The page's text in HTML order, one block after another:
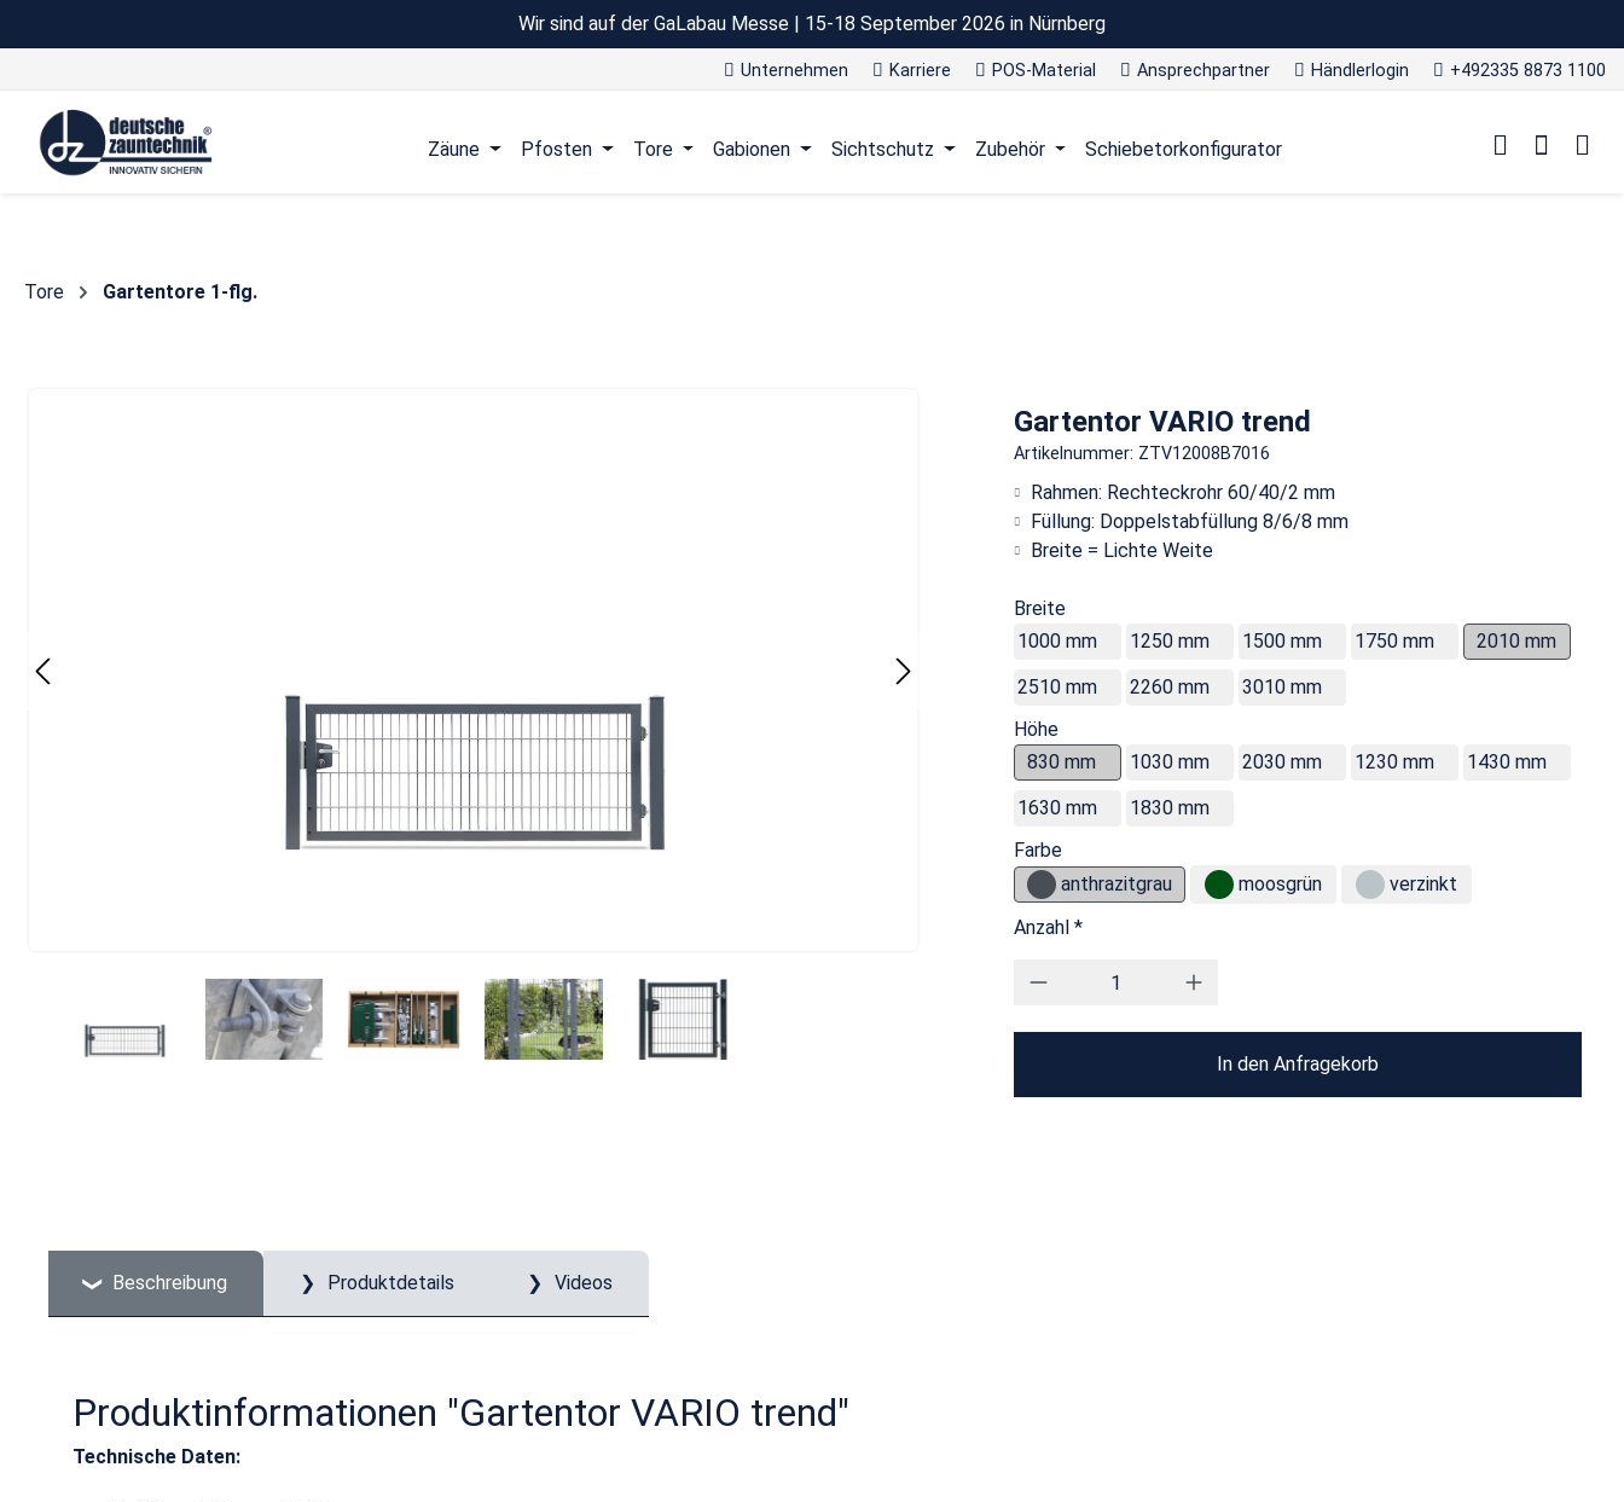
Wir sind auf der GaLabau Messe | 15-18 September 2026 in Nürnberg
Unternehmen Karriere POS-Material Ansprechpartner Händlerlogin +492335 8873 1100
Zäune Pfosten Tore Gabionen Sichtschutz Zubehör Schiebetorkonfigurator
Tore Gartentore 1-flg.
Gartentor VARIO trend
Artikelnummer: ZTV12008B7016
Rahmen: Rechteckrohr 60/40/2 mm
Füllung: Doppelstabfüllung 8/6/8 mm
Breite = Lichte Weite
Breite
1000 mm
1250 mm 1500 mm 1750 mm
2010 mm
2510 mm
2260 mm
3010 mm
Höhe
830 mm
1030 mm 2030 mm 1230 mm
1430 mm
1630 mm
1830 mm
Farbe
anthrazitgrau
moosgrün
verzinkt
Anzahl *
In den Anfragekorb
Beschreibung Produktdetails Videos
Produktinformationen "Gartentor VARIO trend"
Technische Daten: